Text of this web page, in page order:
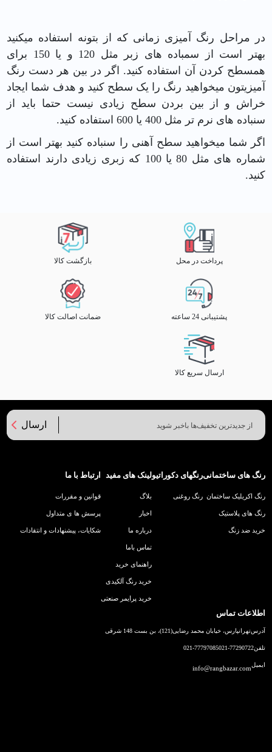
در مراحل رنگ آمیزی زمانی که از بتونه استفاده میکنید
بهتر است از سمباده های زبر مثل 120 و یا 150 برای
همسطح کردن آن استفاده کنید. اگر در بین هر دست رنگ
آمیزیتون میخواهید رنگ را یک سطح کنید و هدف شما ایجاد
خراش و از بین بردن سطح زیادی نیست حتما باید از
سنباده های نرم تر مثل 400 یا 600 استفاده کنید.
اگر شما میخواهید سطح آهنی را سنباده کنید بهتر است از
شماره های مثل 80 یا 100 که زبری زیادی دارند استفاده
کنید.
پرداخت در محل بازگشت کالا
پشتیبانی 24 ساعته ضمانت اصالت کالا
ارسال سریع کالا
ارسال
رنگ های ساختمانی
رنگ اکریلیک ساختمان
رنگ های پلاستیک
خرید ضد زنگ
رنگهای دکوراتیو
رنگ روغنی
لینک های مفید
بلاگ
اخبار
درباره ما
تماس باما
راهنمای خرید
خرید رنگ آلکیدی
خرید پرایمر صنعتی
ارتباط با ما
قوانین و مقررات
پرسش ها ی متداول
شکایات، پیشنهادات و انتقادات
اطلاعات تماس
آدرستهرانپارس، خیابان محمد رضایی(121)، بن بست 148 شرقی
تلفن021-77290722
021-77797085
ایمیلinfo@rangbazar.com